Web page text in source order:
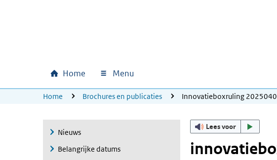
Hoofdnavigatie
Home Menu
U bevindt zich hier:
Home Brochures en publicaties Innovatieboxruling
Nieuws
Belangrijke datums
Lees voor